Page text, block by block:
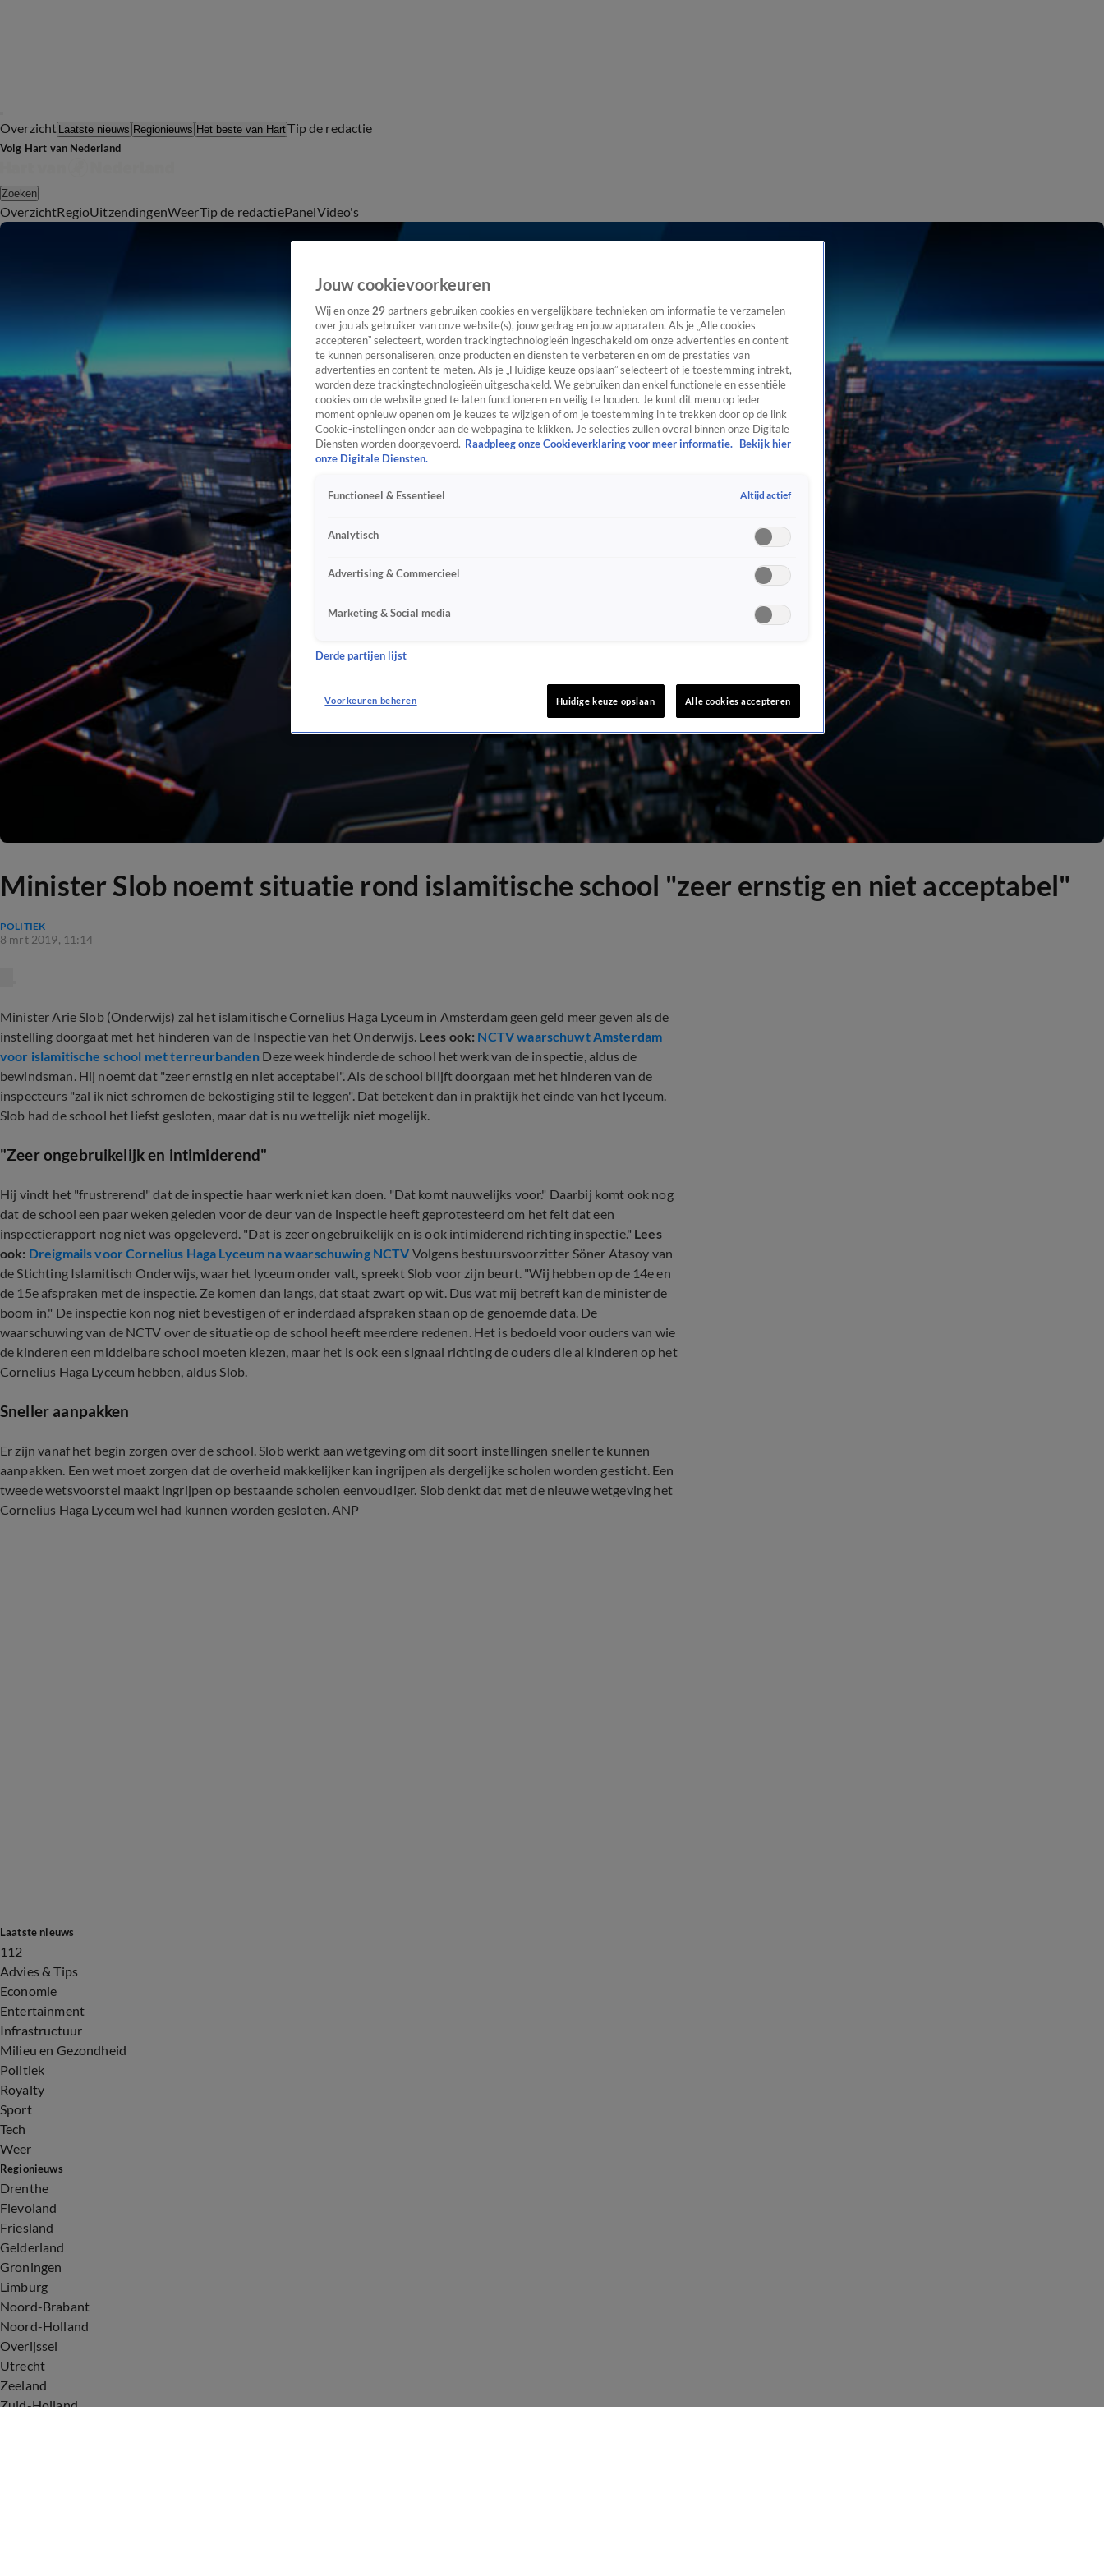
Overzicht Laatste nieuws Regionieuws Het beste van HartTip de redactie
Volg Hart van Nederland
Zoeken
OverzichtRegioUitzendingenWeerTip de redactiePanelVideo's
Minister Slob noemt situatie rond islamitische school "zeer ernstig en niet acceptabel"
POLITIEK
8 mrt 2019, 11:14
Minister Arie Slob (Onderwijs) zal het islamitische Cornelius Haga Lyceum in Amsterdam geen geld meer geven als de
instelling doorgaat met het hinderen van de Inspectie van het Onderwijs. Lees ook: NCTV waarschuwt Amsterdam
voor islamitische school met terreurbanden Deze week hinderde de school het werk van de inspectie, aldus de
bewindsman. Hij noemt dat "zeer ernstig en niet acceptabel". Als de school blijft doorgaan met het hinderen van de
inspecteurs "zal ik niet schromen de bekostiging stil te leggen". Dat betekent dan in praktijk het einde van het lyceum.
Slob had de school het liefst gesloten, maar dat is nu wettelijk niet mogelijk.
"Zeer ongebruikelijk en intimiderend"
Hij vindt het "frustrerend" dat de inspectie haar werk niet kan doen. "Dat komt nauwelijks voor." Daarbij komt ook nog
dat de school een paar weken geleden voor de deur van de inspectie heeft geprotesteerd om het feit dat een
inspectierapport nog niet was opgeleverd. "Dat is zeer ongebruikelijk en is ook intimiderend richting inspectie." Lees
ook: Dreigmails voor Cornelius Haga Lyceum na waarschuwing NCTV Volgens bestuursvoorzitter Söner Atasoy van
de Stichting Islamitisch Onderwijs, waar het lyceum onder valt, spreekt Slob voor zijn beurt. "Wij hebben op de 14e en
de 15e afspraken met de inspectie. Ze komen dan langs, dat staat zwart op wit. Dus wat mij betreft kan de minister de
boom in." De inspectie kon nog niet bevestigen of er inderdaad afspraken staan op de genoemde data. De
waarschuwing van de NCTV over de situatie op de school heeft meerdere redenen. Het is bedoeld voor ouders van wie
de kinderen een middelbare school moeten kiezen, maar het is ook een signaal richting de ouders die al kinderen op het
Cornelius Haga Lyceum hebben, aldus Slob.
Sneller aanpakken
Er zijn vanaf het begin zorgen over de school. Slob werkt aan wetgeving om dit soort instellingen sneller te kunnen
aanpakken. Een wet moet zorgen dat de overheid makkelijker kan ingrijpen als dergelijke scholen worden gesticht. Een
tweede wetsvoorstel maakt ingrijpen op bestaande scholen eenvoudiger. Slob denkt dat met de nieuwe wetgeving het
Cornelius Haga Lyceum wel had kunnen worden gesloten. ANP
Laatste nieuws
112
Advies & Tips
Economie
Entertainment
Infrastructuur
Milieu en Gezondheid
Politiek
Royalty
Sport
Tech
Weer
Regionieuws
Drenthe
Flevoland
Friesland
Gelderland
Groningen
Limburg
Noord-Brabant
Noord-Holland
Overijssel
Utrecht
Zeeland
Zuid-Holland
Jouw cookievoorkeuren
Wij en onze 29 partners gebruiken cookies en vergelijkbare technieken om informatie te verzamelen
over jou als gebruiker van onze website(s), jouw gedrag en jouw apparaten. Als je „Alle cookies
accepteren” selecteert, worden trackingtechnologieën ingeschakeld om onze advertenties en content
te kunnen personaliseren, onze producten en diensten te verbeteren en om de prestaties van
advertenties en content te meten. Als je „Huidige keuze opslaan” selecteert of je toestemming intrekt,
worden deze trackingtechnologieën uitgeschakeld. We gebruiken dan enkel functionele en essentiële
cookies om de website goed te laten functioneren en veilig te houden. Je kunt dit menu op ieder
moment opnieuw openen om je keuzes te wijzigen of om je toestemming in te trekken door op de link
Cookie-instellingen onder aan de webpagina te klikken. Je selecties zullen overal binnen onze Digitale
Diensten worden doorgevoerd. Raadpleeg onze Cookieverklaring voor meer informatie.
Bekijk hier
onze Digitale Diensten.
Functioneel & Essentieel Altijd actief
Analytisch
Advertising & Commercieel
Marketing & Social media
Derde partijen lijst
Voorkeuren beheren Huidige keuze opslaan Alle cookies accepteren